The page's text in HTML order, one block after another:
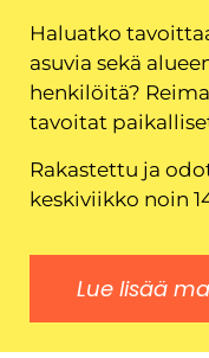
Haluatko
asuvia sekä
henkilöitä?
tavoitat
Rakastettu ja
keskiviikko noin
Lue lisää